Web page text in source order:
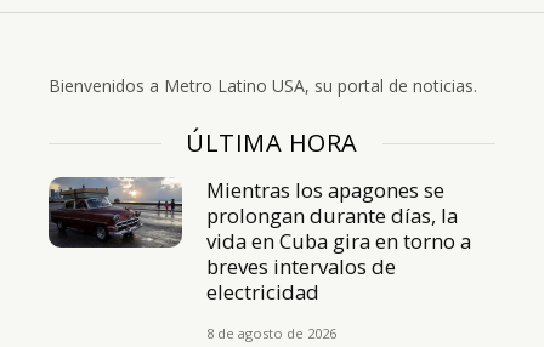
Bienvenidos a Metro Latino USA, su portal de noticias.
ÚLTIMA HORA
Mientras los apagones se
prolongan durante días, la
vida en Cuba gira en torno a
breves intervalos de
electricidad
8 de agosto de 2026